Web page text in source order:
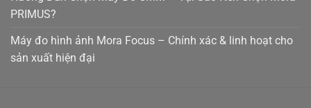
PRIMUS?
Máy đo hình ảnh Mora Focus – Chính xác & linh hoạt cho
sản xuất hiện đại